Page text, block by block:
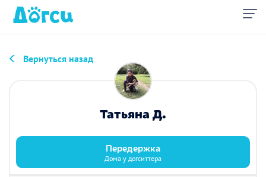
Вернуться назад
Татьяна Д.
Передержка
Дома у догситтера